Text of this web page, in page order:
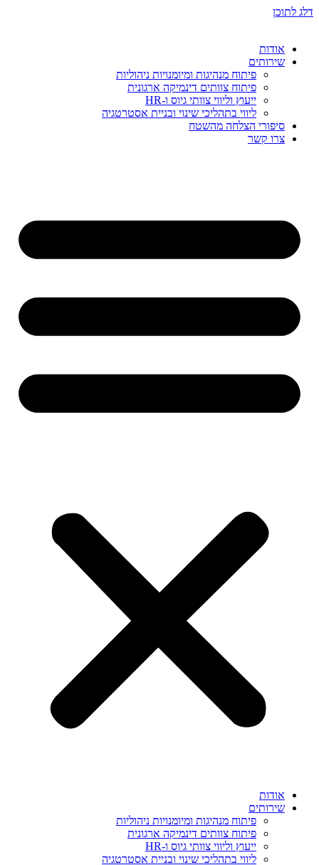
דלג לתוכן
אודות
שירותים
פיתוח מנהיגות ומיומנויות ניהוליות
פיתוח צוותים דינמיקה ארגונית
ייעוץ וליווי צוותי גיוס ו-HR
ליווי בתהליכי שינוי ובניית אסטרטגיה
סיפורי הצלחה מהשטח
צרו קשר
אודות
שירותים
פיתוח מנהיגות ומיומנויות ניהוליות
פיתוח צוותים דינמיקה ארגונית
ייעוץ וליווי צוותי גיוס ו-HR
ליווי בתהליכי שינוי ובניית אסטרטגיה